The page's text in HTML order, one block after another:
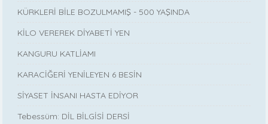
KÜRKLERİ BİLE BOZULMAMIŞ - 500 YAŞINDA
KİLO VEREREK DİYABETİ YEN
KANGURU KATLİAMI
KARACİĞERİ YENİLEYEN 6 BESİN
SİYASET İNSANI HASTA EDİYOR
Tebessüm: DİL BİLGİSİ DERSİ